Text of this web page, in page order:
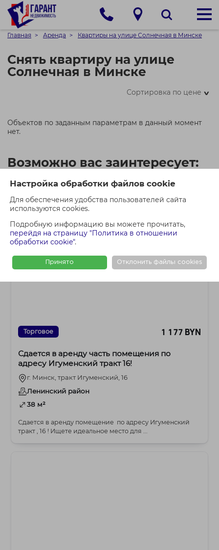
Настройка обработки файлов cookie
Для обеспечения удобства пользователей сайта
используются cookies.
Подробную информацию вы можете прочитать,
перейдя на страницу "Политика в отношении
обработки cookie".
Принято Отклонить файлы cookies
Главная Аренда Квартиры на улице Солнечная в Минске
Снять квартиру на улице
Солнечная в Минске
Сортировка по цене>
Объектов по заданным параметрам в данный момент
нет.
Возможно вас заинтересует:
Торговое 1 177 BYN
Сдается в аренду часть помещения по
адресу Игуменский тракт 16!
г. Минск, тракт Игуменский, 16
Ленинский район
38 м²
Сдается в аренду помещение по адресу Игуменский
тракт , 16 ! Ищете идеальное место для ...